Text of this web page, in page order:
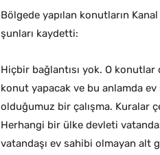
Bölgede yapılan konutların
şunları kaydetti:
Hiçbir bağlantısı yok. O
konut yapacak ve bu anlamda ev
olduğumuz bir çalışma. Kuralar
Herhangi bir ülke devleti
vatandaşı ev sahibi olmayan alt